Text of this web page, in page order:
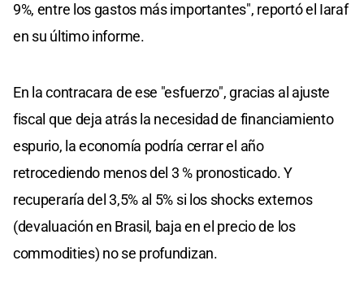
9%, entre los gastos más importantes", reportó el Iaraf
en su último informe.
En la contracara de ese "esfuerzo", gracias al ajuste
fiscal que deja atrás la necesidad de financiamiento
espurio, la economía podría cerrar el año
retrocediendo menos del 3 % pronosticado. Y
recuperaría del 3,5% al 5% si los shocks externos
(devaluación en Brasil, baja en el precio de los
commodities) no se profundizan.